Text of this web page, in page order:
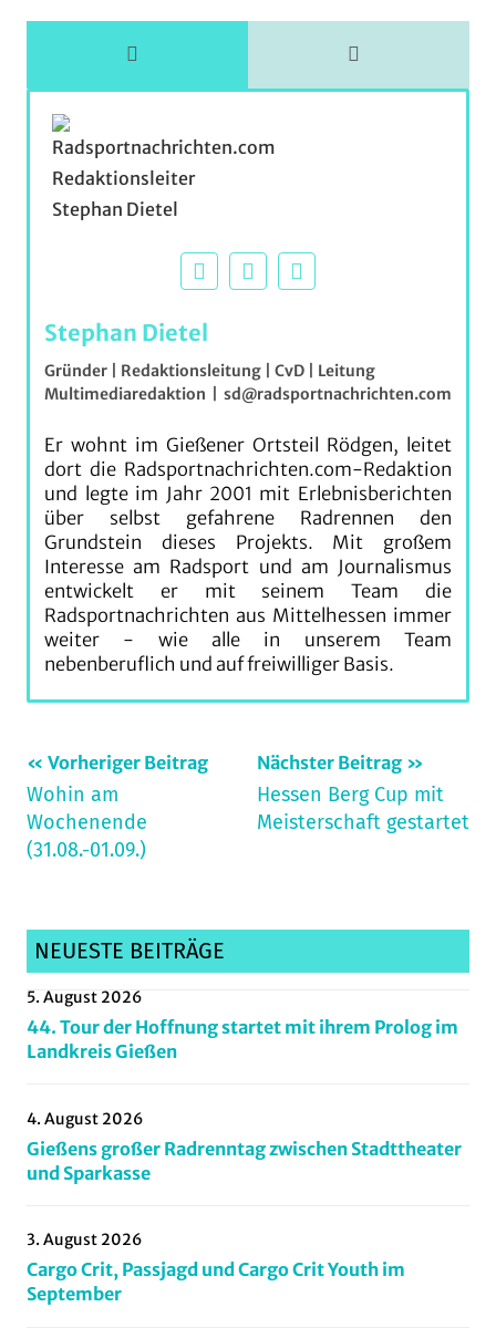
Stephan Dietel
Gründer | Redaktionsleitung | CvD | Leitung
Multimediaredaktion
sd@radsportnachrichten.com
Er wohnt im Gießener Ortsteil Rödgen, leitet
dort die Radsportnachrichten.com-Redaktion
und legte im Jahr 2001 mit Erlebnisberichten
über selbst gefahrene Radrennen den
Grundstein dieses Projekts. Mit großem
Interesse am Radsport und am Journalismus
entwickelt er mit seinem Team die
Radsportnachrichten aus Mittelhessen immer
weiter - wie alle in unserem Team
nebenberuflich und auf freiwilliger Basis.
Schlagwörter:
archiv_280924
Celtic,
CelticRace,
marathon,
Mittelhessen,
Mountainbike
race ,
Beitragsnavigation
Vorheriger Beitrag
Wohin am
Wochenende
(31.08.-01.09.)
Nächster Beitrag
Hessen Berg Cup mit
Meisterschaft gestartet
NEUESTE BEITRÄGE
5. August 2026
44. Tour der Hoffnung startet mit ihrem Prolog im
Landkreis Gießen
4. August 2026
Gießens großer Radrenntag zwischen Stadttheater
und Sparkasse
3. August 2026
Cargo Crit, Passjagd und Cargo Crit Youth im
September